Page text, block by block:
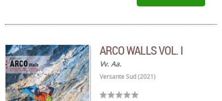
ARCO WALLS VOL. I
Vv. Aa.
Versante Sud (2021)